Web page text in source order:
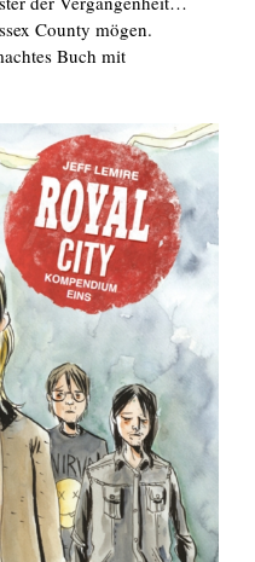
County mögen.
Buch mit